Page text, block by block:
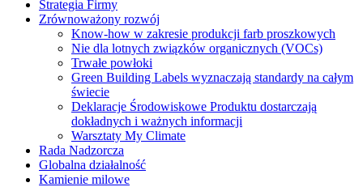
Strategia Firmy
Zrównoważony rozwój
Know-how w zakresie produkcji farb proszkowych
Nie dla lotnych związków organicznych (VOCs)
Trwałe powłoki
Green Building Labels wyznaczają standardy na całym
świecie
Deklaracje Środowiskowe Produktu dostarczają
dokładnych i ważnych informacji
Warsztaty My Climate
Rada Nadzorcza
Globalna działalność
Kamienie milowe